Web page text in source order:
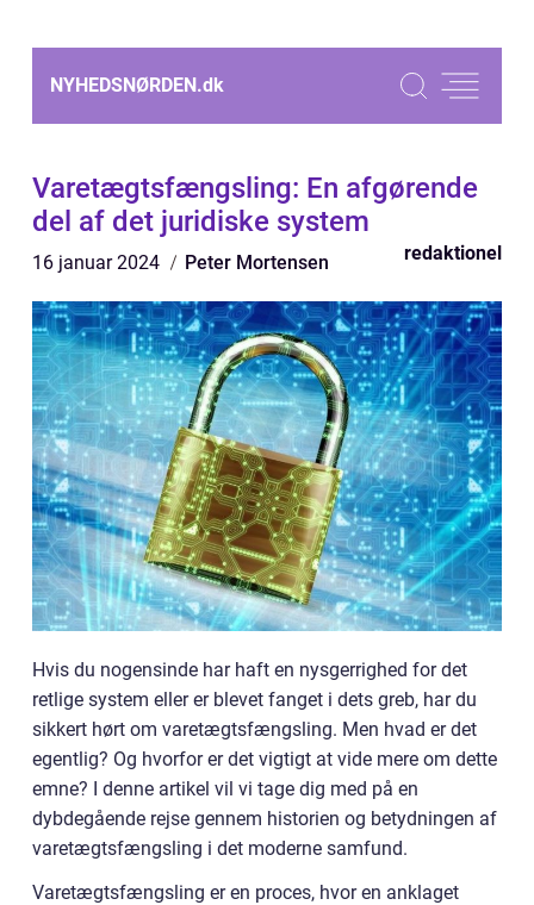
NYHEDSNØRDEN.dk
Varetægtsfængsling: En afgørende
del af det juridiske system
16 januar 2024 Peter Mortensen redaktionel
Hvis du nogensinde har haft en nysgerrighed for det
retlige system eller er blevet fanget i dets greb, har du
sikkert hørt om varetægtsfængsling. Men hvad er det
egentlig? Og hvorfor er det vigtigt at vide mere om dette
emne? I denne artikel vil vi tage dig med på en
dybdegående rejse gennem historien og betydningen af
varetægtsfængsling i det moderne samfund.
Varetægtsfængsling er en proces, hvor en anklaget